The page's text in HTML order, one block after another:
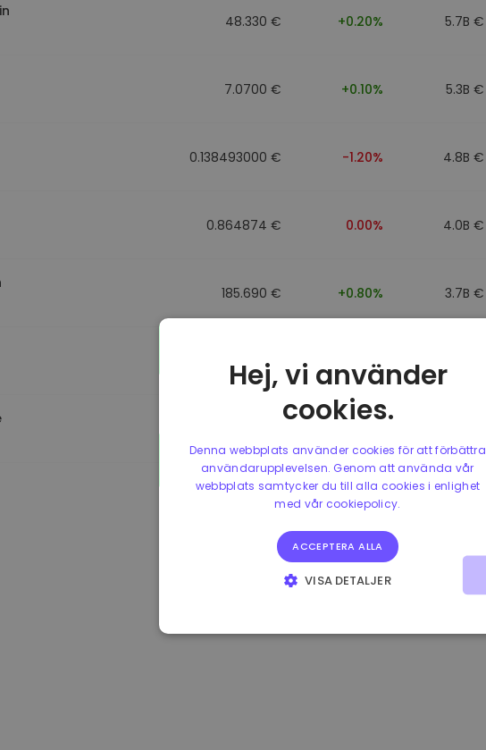
48.330 € +0.20% 5.7B €
7.0700 € +0.10% 5.3B €
0.138493000 € -1.20% 4.8B €
0.864874 € 0.00% 4.0B €
185.690 € +0.80% 3.7B €
0.864596 € 0.00%
0.080659000 € -4.80% 3.2B €
Hej, vi använder
cookies.
Denna webbplats använder cookies för att förbättra
användarupplevelsen. Genom att använda vår
webbplats samtycker du till alla cookies i enlighet
med vår cookiepolicy.
ACCEPTERA ALLA
VISA DETALJER